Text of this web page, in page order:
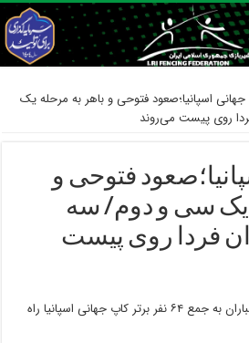
اسپانیا؛صعود فتوحی و باهر به مرحله یک
روی پیست می‌روند
فتوحی و
یک سی و دوم/ سه
فردا روی پیست
محمو فتوحی و فرزاد باهر ارسباران به جمع ۶۴ نفر برتر کاپ جهانی اسپانیا راه